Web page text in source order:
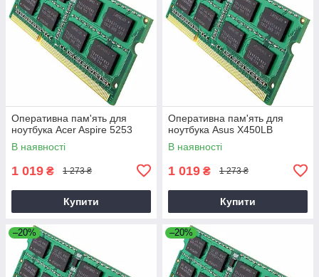
Оперативна пам'ять для
ноутбука Acer Aspire 5253
В наявності
1 019 ₴ 1 273 ₴
Купити
Оперативна пам'ять для
ноутбука Asus X450LB
В наявності
1 019 ₴ 1 273 ₴
Купити
–20% –20%